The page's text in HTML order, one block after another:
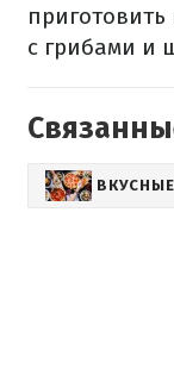
приготовить
с грибами и